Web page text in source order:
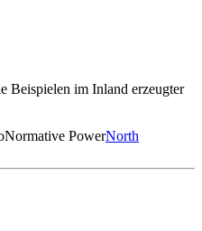
Beispielen im Inland erzeugter
Normative PowerNorth